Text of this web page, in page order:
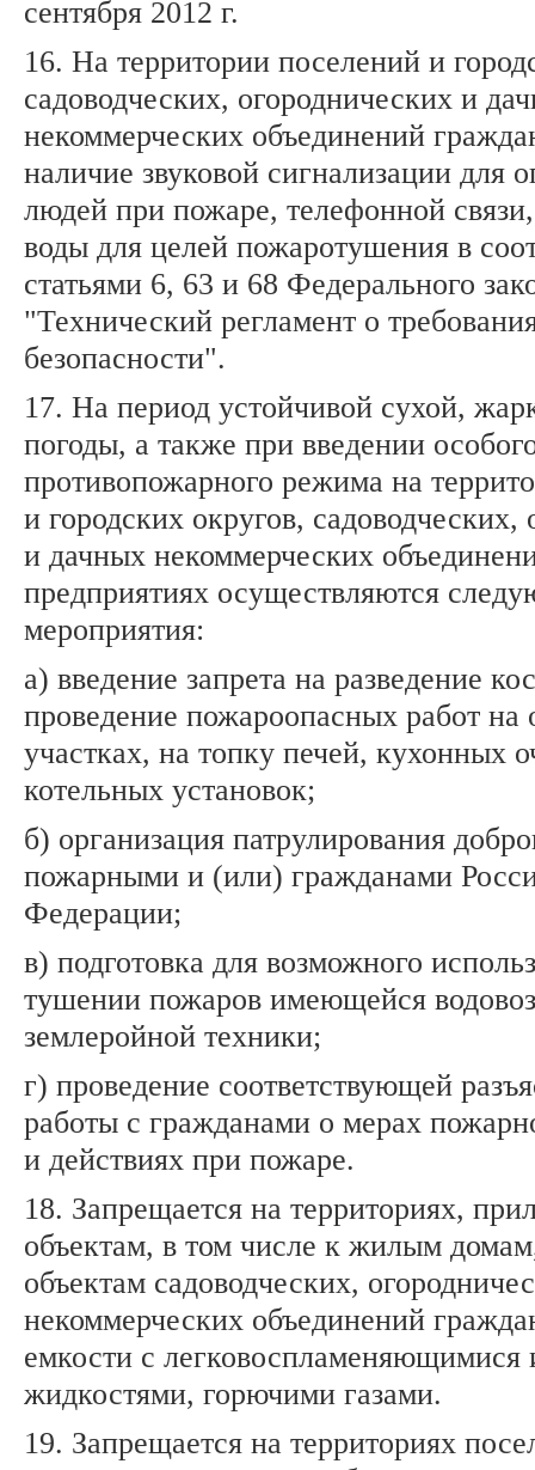
сентября 2012 г.
16. На территории поселений и
садоводческих, огороднических и
некоммерческих объединений
наличие звуковой сигнализации для
людей при пожаре, телефонной
воды для целей пожаротушения в
статьями 6, 63 и 68 Федерального
"Технический регламент о
безопасности".
17. На период устойчивой сухой,
погоды, а также при введении
противопожарного режима на
и городских округов, садоводческих,
и дачных некоммерческих
предприятиях осуществляются
мероприятия:
а) введение запрета на разведение
проведение пожароопасных работ на
участках, на топку печей, кухонных
котельных установок;
б) организация патрулирования
пожарными и (или) гражданами
Федерации;
в) подготовка для возможного
тушении пожаров имеющейся
землеройной техники;
г) проведение соответствующей
работы с гражданами о мерах
и действиях при пожаре.
18. Запрещается на территориях,
объектам, в том числе к жилым
объектам садоводческих,
некоммерческих объединений
емкости с
жидкостями, горючими газами.
19. Запрещается на территориях